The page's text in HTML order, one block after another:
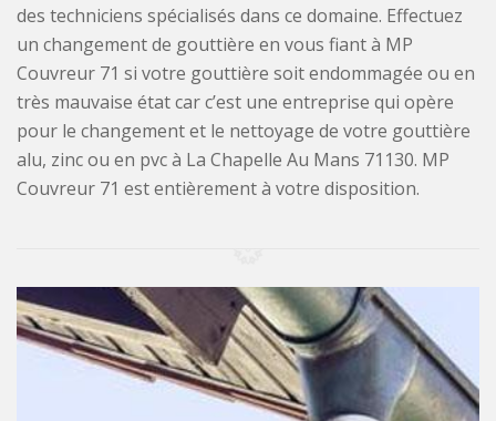
des techniciens spécialisés dans ce domaine. Effectuez
un changement de gouttière en vous fiant à MP
Couvreur 71 si votre gouttière soit endommagée ou en
très mauvaise état car c’est une entreprise qui opère
pour le changement et le nettoyage de votre gouttière
alu, zinc ou en pvc à La Chapelle Au Mans 71130. MP
Couvreur 71 est entièrement à votre disposition.